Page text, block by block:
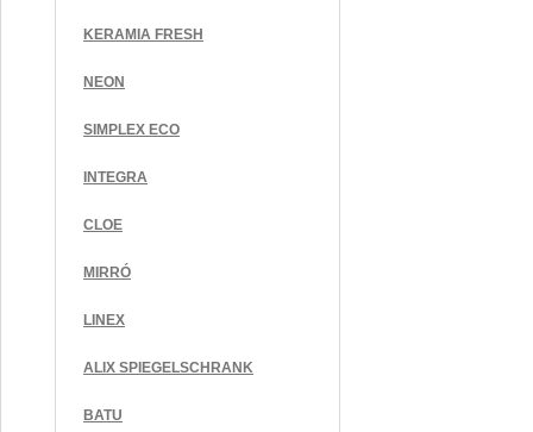
KERAMIA FRESH
NEON
SIMPLEX ECO
INTEGRA
CLOE
MIRRÓ
LINEX
ALIX SPIEGELSCHRANK
BATU